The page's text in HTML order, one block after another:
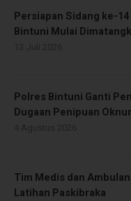
Persiapan Sidang ke-
Bintuni Mulai
Polres Bintuni Ganti
Dugaan Penipuan
Tim Medis dan
Latihan Paskibraka